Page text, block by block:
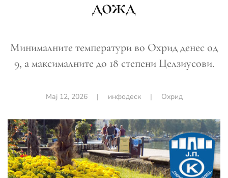
дожд
Минималните температури во Охрид денес од
9, а максималните до 18 степени Целзиусови.
Мај 12, 2026| инфодеск| Охрид